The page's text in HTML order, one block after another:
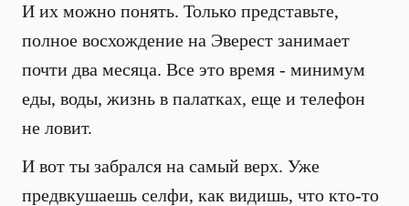
И их можно понять. Только представьте,
полное восхождение на Эверест занимает
почти два месяца. Все это время - минимум
еды, воды, жизнь в палатках, еще и телефон
не ловит.
И вот ты забрался на самый верх. Уже
предвкушаешь селфи, как видишь, что кто-то